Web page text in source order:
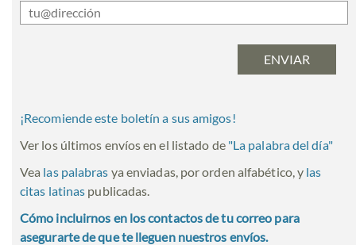
¡Recomiende este boletín a sus amigos!
Ver los últimos envíos en el listado de "La palabra del día"
Vea las palabras ya enviadas, por orden alfabético, y las
citas latinas publicadas.
Cómo incluirnos en los contactos de tu correo para
asegurarte de que te lleguen nuestros envíos.